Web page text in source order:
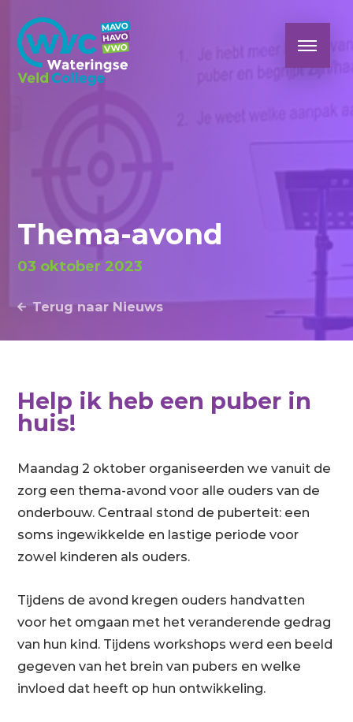
Thema-avond
03 oktober 2023
Terug naar Nieuws
Help ik heb een puber in
huis!
Maandag 2 oktober organiseerden we vanuit de
zorg een thema-avond voor alle ouders van de
onderbouw. Centraal stond de puberteit: een
soms ingewikkelde en lastige periode voor
zowel kinderen als ouders.
Tijdens de avond kregen ouders handvatten
voor het omgaan met het veranderende gedrag
van hun kind. Tijdens workshops werd een beeld
gegeven van het brein van pubers en welke
invloed dat heeft op hun ontwikkeling.